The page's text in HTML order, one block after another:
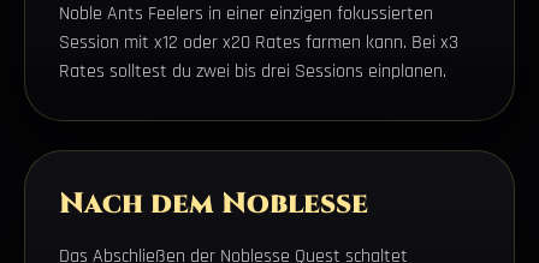
Noble Ants Feelers in einer einzigen fokussierten
Session mit x12 oder x20 Rates farmen kann. Bei x3
Rates solltest du zwei bis drei Sessions einplanen.
Nach dem Noblesse
Das Abschließen der Noblesse Quest schaltet